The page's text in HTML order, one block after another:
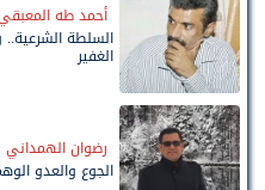
أحمد طه
السلطة
الغفير
رضوان الهمداني
الجوع والعدو